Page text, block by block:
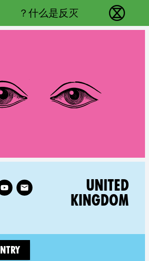
反抗灭绝 - Home
什么是反灭？
COUNTRY GROUP:
UNITED
KINGDOM
on